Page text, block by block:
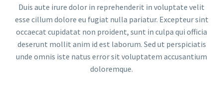
Duis aute irure dolor in reprehenderit in voluptate velit
esse cillum dolore eu fugiat nulla pariatur. Excepteur sint
occaecat cupidatat non proident, sunt in culpa qui officia
deserunt mollit anim id est laborum. Sed ut perspiciatis
unde omnis iste natus error sit voluptatem accusantium
doloremque.